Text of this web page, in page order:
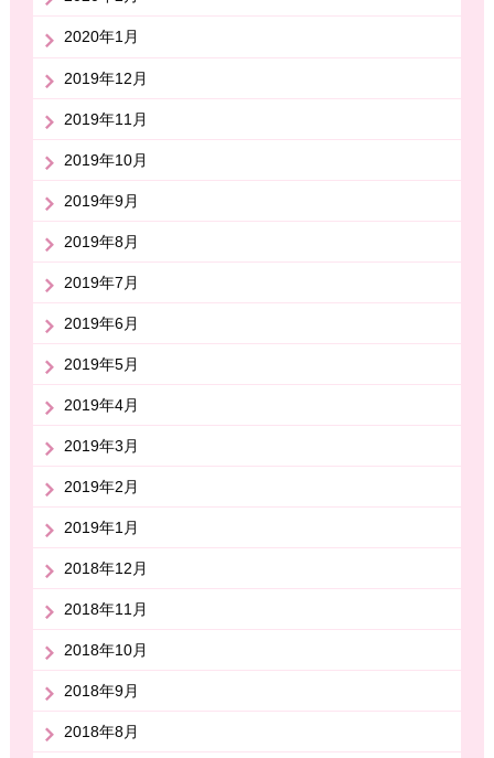
2020年1月
2019年12月
2019年11月
2019年10月
2019年9月
2019年8月
2019年7月
2019年6月
2019年5月
2019年4月
2019年3月
2019年2月
2019年1月
2018年12月
2018年11月
2018年10月
2018年9月
2018年8月